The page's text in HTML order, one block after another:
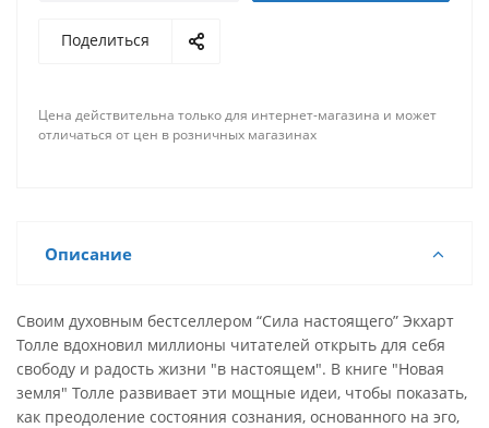
Поделиться
Цена действительна только для интернет-магазина и может
отличаться от цен в розничных магазинах
Описание
Своим духовным бестселлером “Сила настоящего” Экхарт
Толле вдохновил миллионы читателей открыть для себя
свободу и радость жизни "в настоящем". В книге "Новая
земля" Толле развивает эти мощные идеи, чтобы показать,
как преодоление состояния сознания, основанного на эго,